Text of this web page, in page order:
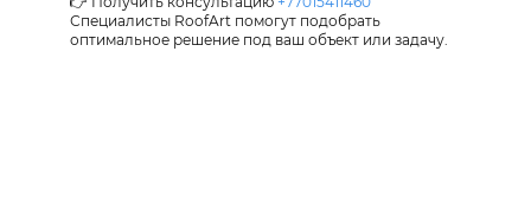
Специалисты RoofArt помогут подобрать
оптимальное решение под ваш объект или задачу.